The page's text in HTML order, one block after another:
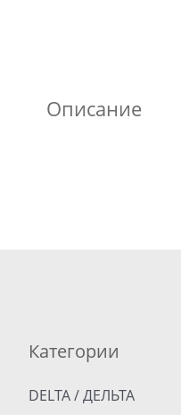
Описание
Категории
DELTA / ДЕЛЬТА